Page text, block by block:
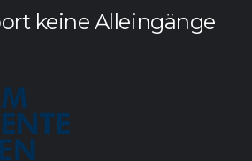
keine Alleingänge